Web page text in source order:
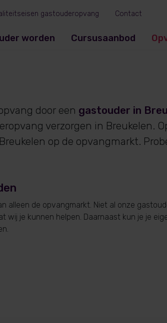
worden Cursusaanbod
gastouderopvang Contact
door een gastouder in
verzorgen in Breukelen.
op de opvangmarkt.
alleen de opvangmarkt. Niet al onze
wij je kunnen helpen. Daarnaast kun je je